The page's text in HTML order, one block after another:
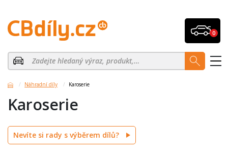
0
Náhradní díly Karoserie
Karoserie
Nevíte si rady s výběrem dílů?